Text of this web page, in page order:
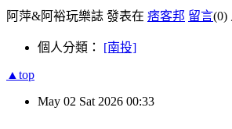
阿萍&阿裕玩樂誌 發表在 痞客邦 留言(0)
個人分類： [南投]
▲top
May 02 Sat 2026 00:33